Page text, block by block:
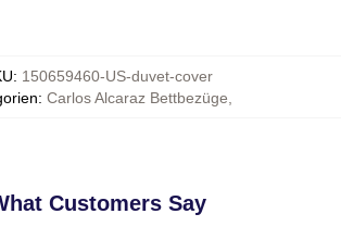
: 150659460-US-duvet-cover
: Carlos Alcaraz Bettbezüge
Customers Say